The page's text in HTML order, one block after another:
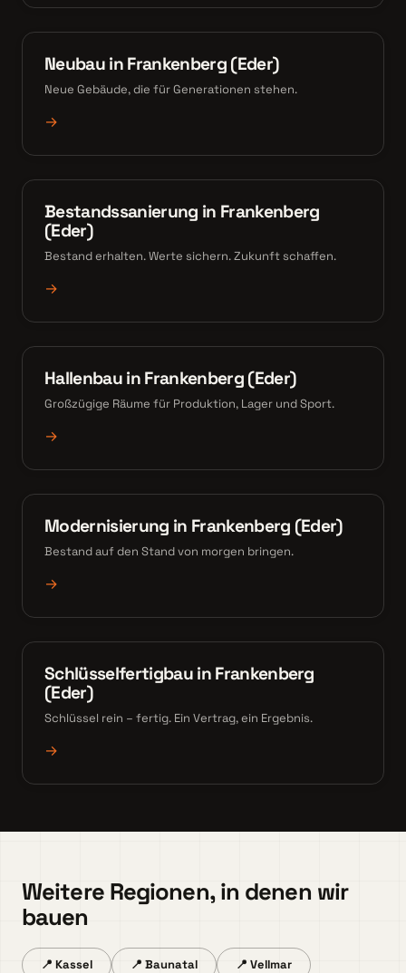
Neubau in Frankenberg (Eder)
Neue Gebäude, die für Generationen stehen.
→
Bestandssanierung in Frankenberg
(Eder)
Bestand erhalten. Werte sichern. Zukunft schaffen.
→
Hallenbau in Frankenberg (Eder)
Großzügige Räume für Produktion, Lager und Sport.
→
Modernisierung in Frankenberg (Eder)
Bestand auf den Stand von morgen bringen.
→
Schlüsselfertigbau in Frankenberg
(Eder)
Schlüssel rein – fertig. Ein Vertrag, ein Ergebnis.
→
Weitere Regionen, in denen wir
bauen
📍 Kassel 📍 Baunatal 📍 Vellmar